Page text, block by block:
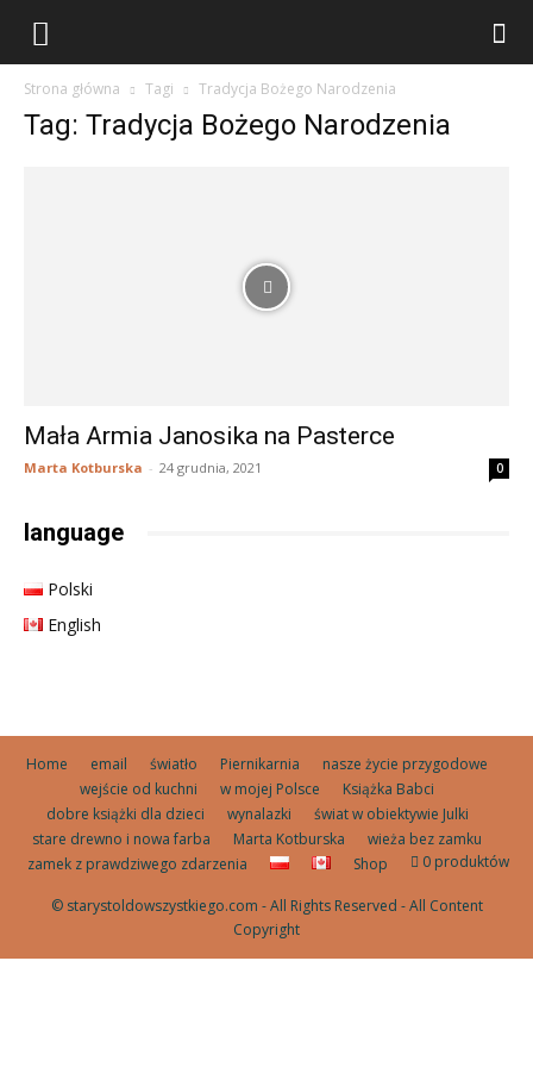
Strona główna Tagi Tradycja Bożego Narodzenia
Tag: Tradycja Bożego Narodzenia
Mała Armia Janosika na Pasterce
Marta Kotburska - 24 grudnia, 2021 0
language
Polski
English
Home email światło Piernikarnia
nasze życie przygodowe
wejście od kuchni
w mojej Polsce
Książka Babci
dobre książki dla dzieci
wynalazki
świat w obiektywie Julki
stare drewno i nowa farba
Marta Kotburska
wieża bez zamku
zamek z prawdziwego zdarzenia
Shop 0 produktów
© starystoldowszystkiego.com - All Rights Reserved - All Content
Copyright